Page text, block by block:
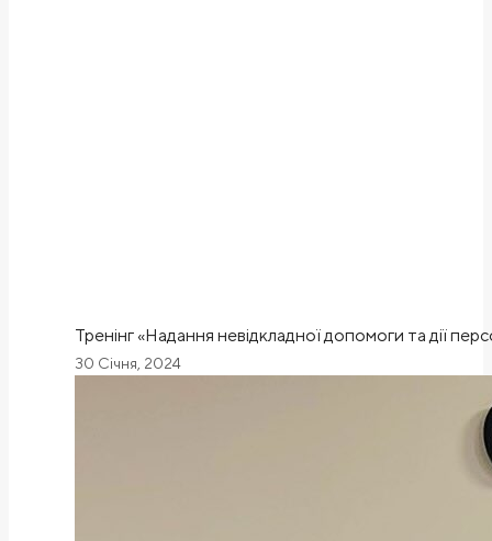
Тренінг «Надання невідкладної допомоги та дії
30 Січня, 2024